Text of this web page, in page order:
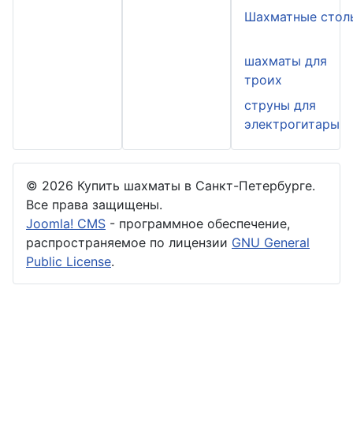
Шахматные
шахматы для
троих
струны для
электрогитары
© 2026 Купить шахматы в Санкт-Петербурге.
Все права защищены.
Joomla! CMS - программное обеспечение,
распространяемое по лицензии GNU General
Public License.